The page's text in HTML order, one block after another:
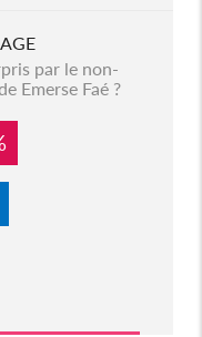
par le non-
Emerse Faé ?